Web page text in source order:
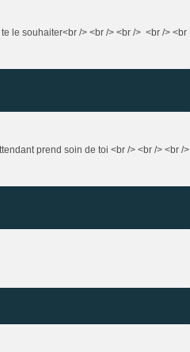
le souhaiter<br /> <br /> <br /> <br /> <br
prend soin de toi <br /> <br /> <br />